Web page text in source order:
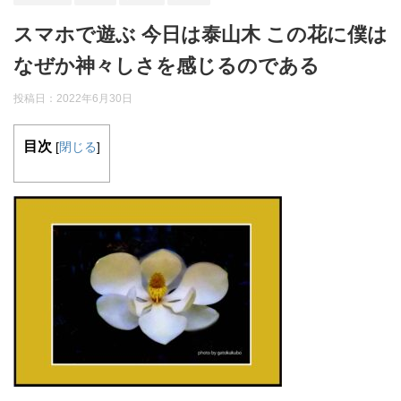
スマホで遊ぶ 今日は泰山木 この花に僕は
なぜか神々しさを感じるのである
投稿日： 2022年6月30日
目次 [閉じる]